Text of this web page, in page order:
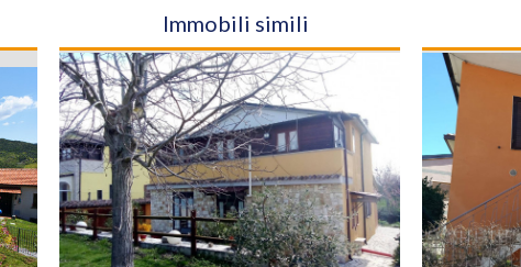
Immobili simili